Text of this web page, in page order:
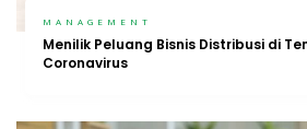
MANAGEMENT
Menilik Peluang Bisnis Distribusi di
Coronavirus